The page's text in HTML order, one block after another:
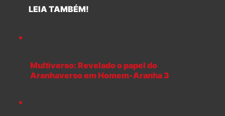
LEIA TAMBÉM!
Multiverso: Revelado o papel do
Aranhaverso em Homem-Aranha 3